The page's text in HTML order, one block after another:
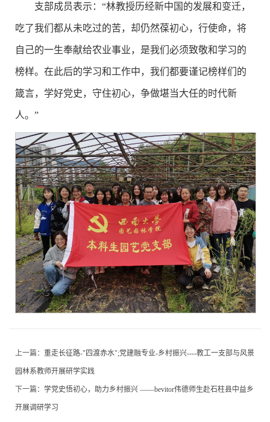
支部成员表示：“林教授历经新中国的发展和变迁，
吃了我们都从未吃过的苦，却仍然葆初心，行使命，将
自己的一生奉献给农业事业，是我们必须致敬和学习的
榜样。在此后的学习和工作中，我们都要谨记榜样们的
箴言，学好党史，守住初心，争做堪当大任的时代新
人。”
上一篇： 重走长征路-"四渡赤水";党建融专业-乡村振兴----教工一支部与风景
园林系教师开展研学实践
下一篇： 学党史悟初心，助力乡村振兴 ——bevitor伟德师生赴石柱县中益乡
开展调研学习